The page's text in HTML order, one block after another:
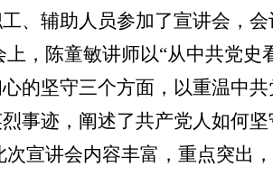
、辅助人员参加了宣讲会，
上，陈童敏讲师以“从中共党史
的坚守三个方面，以重温中
事迹，阐述了共产党人如何
次宣讲会内容丰富，重点突出